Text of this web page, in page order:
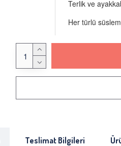
Terlik ve
Her türlü
Teslimat Bilgileri